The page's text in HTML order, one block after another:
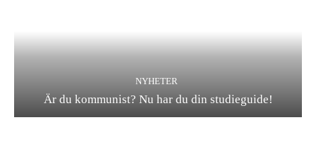
NYHETER
Är du kommunist? Nu har du din studieguide!